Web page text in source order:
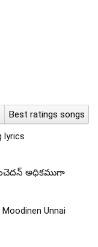
Best ratings songs
lyrics
అధికముగా
Unnai